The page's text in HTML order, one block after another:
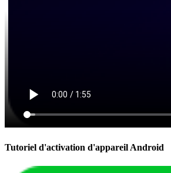
Tutoriel d'activation d'appareil Android